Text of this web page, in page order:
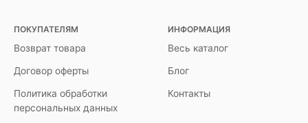
ПОКУПАТЕЛЯМ
Возврат товара
Договор оферты
Политика обработки
персональных данных
ИНФОРМАЦИЯ
Весь каталог
Блог
Контакты